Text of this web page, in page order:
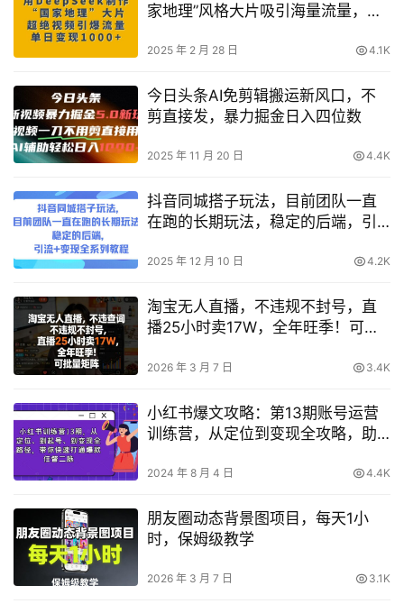
家地理”风格大片吸引海量流量，轻
2025 年 2 月 28 日 4.1K
今日头条AI免剪辑搬运新风口，不
剪直接发，暴力掘金日入四位数
2025 年 11 月 20 日 4.4K
抖音同城搭子玩法，目前团队一直
在跑的长期玩法，稳定的后端，引
2025 年 12 月 10 日 4.2K
淘宝无人直播，不违规不封号，直
播25小时卖17W，全年旺季！可批
2026 年 3 月 7 日 3.4K
小红书爆文攻略：第13期账号运营
训练营，从定位到变现全攻略，助
2024 年 8 月 4 日 4.4K
朋友圈动态背景图项目，每天1小
时，保姆级教学
2026 年 3 月 7 日 3.1K